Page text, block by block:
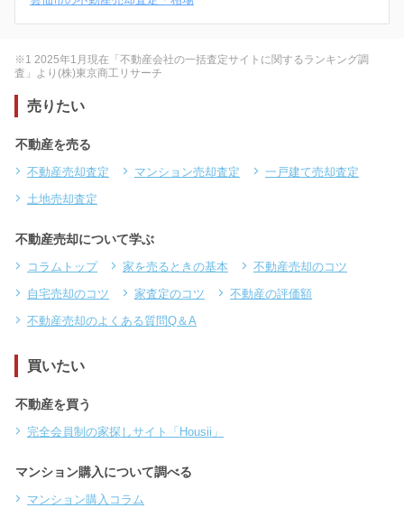
※1 2025年1月現在「不動産会社の一括査定サイトに関するランキング調
査」より(株)東京商工リサーチ
売りたい
不動産を売る
不動産売却査定 マンション売却査定
一戸建て売却査定
土地売却査定
不動産売却について学ぶ
コラムトップ 家を売るときの基本
不動産売却のコツ
自宅売却のコツ
家査定のコツ
不動産の評価額
不動産売却のよくある質問Q＆A
買いたい
不動産を買う
完全会員制の家探しサイト「Housii」
マンション購入について調べる
マンション購入コラム